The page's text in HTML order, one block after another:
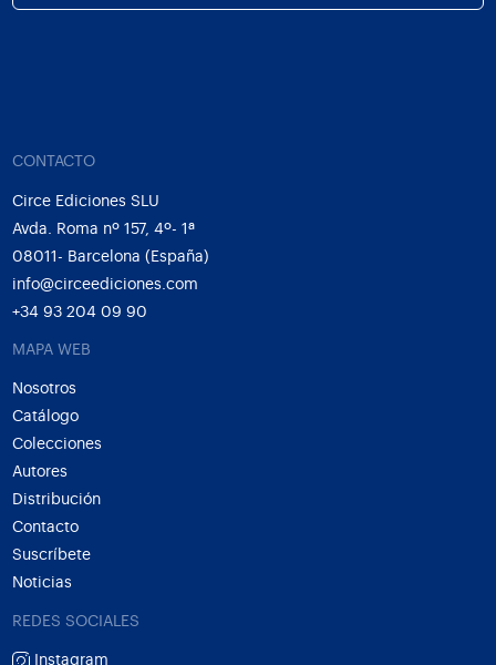
CONTACTO
Circe Ediciones SLU
Avda. Roma nº 157, 4º- 1ª
08011- Barcelona (España)
info@circeediciones.com
+34 93 204 09 90
MAPA WEB
Nosotros
Catálogo
Colecciones
Autores
Distribución
Contacto
Suscríbete
Noticias
REDES SOCIALES
Instagram